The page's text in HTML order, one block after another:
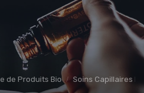
de Produits Bio Soins Capillaires